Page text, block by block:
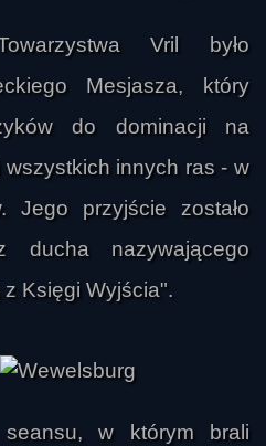
Vril było
Mesjasza, który
do dominacji na
innych ras - w
Jego przyjście zostało
ducha nazywającego
Księgi Wyjścia".
seansu, w którym brali